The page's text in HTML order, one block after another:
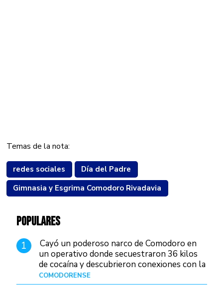
Temas de la nota:
redes sociales
Día del Padre
Gimnasia y Esgrima Comodoro Rivadavia
POPULARES
1
Cayó un poderoso narco de Comodoro en
un operativo donde secuestraron 36 kilos
de cocaína y descubrieron conexiones con la
Patagonia
COMODORENSE